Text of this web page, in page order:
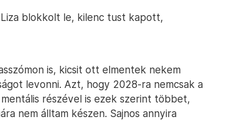
blokkolt le, kilenc tust kapott,
is, kicsit ott elmentek nekem
levonni. Azt, hogy 2028-ra nemcsak a
részével is ezek szerint többet,
nem álltam készen. Sajnos annyira